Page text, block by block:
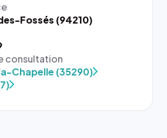
Fossés (94210)
consultation
Chapelle (35290)